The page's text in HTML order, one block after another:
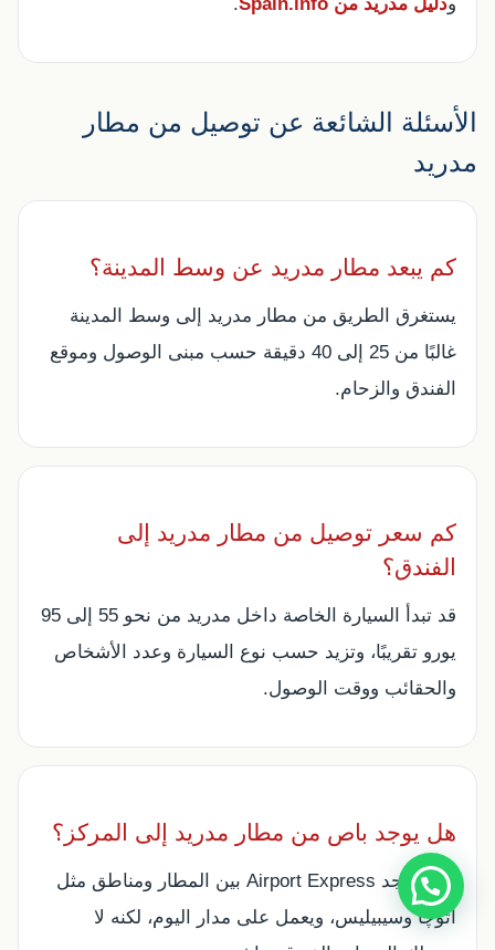
الأسئلة الشائعة عن توصيل من مطار
مدريد
كم يبعد مطار مدريد عن وسط المدينة؟
يستغرق الطريق من مطار مدريد إلى وسط المدينة
غالبًا من 25 إلى 40 دقيقة حسب مبنى الوصول وموقع
الفندق والزحام.
كم سعر توصيل من مطار مدريد إلى
الفندق؟
قد تبدأ السيارة الخاصة داخل مدريد من نحو 55 إلى 95
يورو تقريبًا، وتزيد حسب نوع السيارة وعدد الأشخاص
والحقائب ووقت الوصول.
هل يوجد باص من مطار مدريد إلى المركز؟
نعم، يوجد Airport Express بين المطار ومناطق مثل
أتوچا وسيبيليس، ويعمل على مدار اليوم، لكنه لا